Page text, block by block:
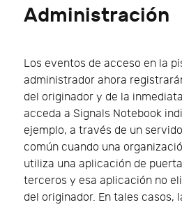
Administración
Los eventos de acceso en la
administrador ahora
del originador y de la
acceda a Signals Notebook
ejemplo, a través de un
común cuando una
utiliza una aplicación de
terceros y esa aplicación no
del originador. En tales casos,